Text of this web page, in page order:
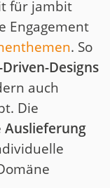
für jambit
Engagement
. So
Designs
auch
Die
Auslieferung